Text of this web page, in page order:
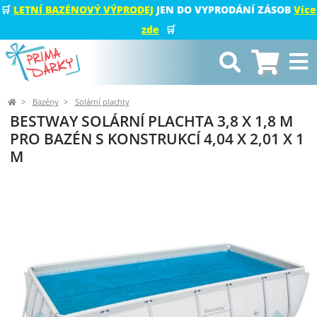
🛒 LETNÍ BAZÉNOVÝ VÝPRODEJ JEN DO VYPRODÁNÍ ZÁSOB Více
zde
🛒
Bazény Solární plachty
BESTWAY SOLÁRNÍ PLACHTA 3,8 X 1,8 M
PRO BAZÉN S KONSTRUKCÍ 4,04 X 2,01 X 1
M